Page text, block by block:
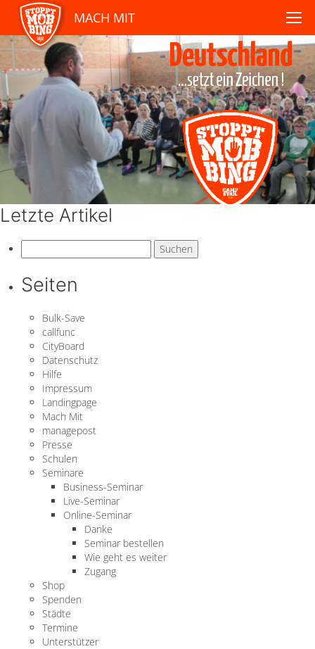
MACH MIT
Letzte Artikel
nach:
Seiten
Bulk-Save
callfunc
CityBoard
Datenschutz
Hilfe
Impressum
Landingpage
Mach Mit
managepost
Presse
Schulen
Seminare
Business-Seminar
Live-Seminar
Online-Seminar
Danke
Seminar bestellen
Wie geht es weiter
Zugang
Shop
Spenden
Städte
Termine
Unterstützer